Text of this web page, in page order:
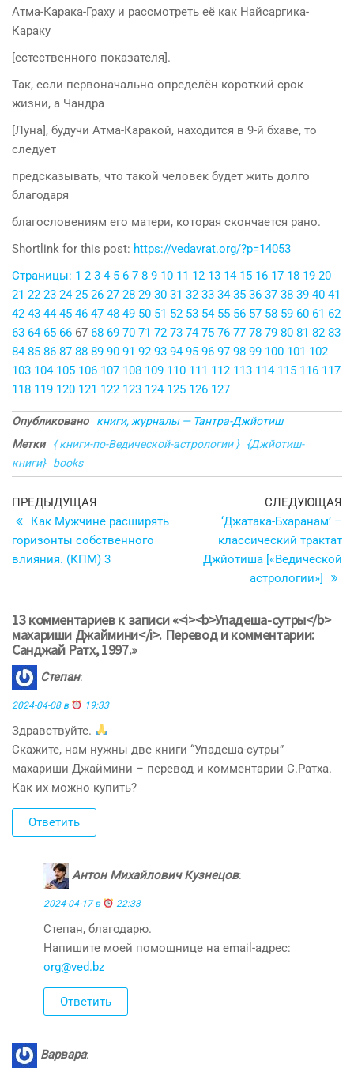
Атма-Карака-Граху и рассмотреть её как Найсаргика-
Караку
[естественного показателя].
Так, если первоначально определён короткий срок
жизни, а Чандра
[Луна], будучи Атма-Каракой, находится в 9-й бхаве, то
следует
предсказывать, что такой человек будет жить долго
благодаря
благословениям его матери, которая скончается рано.
Shortlink for this post: https://vedavrat.org/?p=14053
Страницы: 1 2 3 4 5 6 7 8 9 10 11 12 13 14 15 16 17 18 19 20
21 22 23 24 25 26 27 28 29 30 31 32 33 34 35 36 37 38 39 40 41
42 43 44 45 46 47 48 49 50 51 52 53 54 55 56 57 58 59 60 61 62
63 64 65 66 67 68 69 70 71 72 73 74 75 76 77 78 79 80 81 82 83
84 85 86 87 88 89 90 91 92 93 94 95 96 97 98 99 100 101 102
103 104 105 106 107 108 109 110 111 112 113 114 115 116 117
118 119 120 121 122 123 124 125 126 127
Опубликовано
книги, журналы — Тантра-Джйотиш
Метки
{ книги-по-Ведической-астрологии }
{Джйотиш-
книги}
books
Навигация
по
записям
Предыдущая
запись
ПРЕДЫДУЩАЯ
Как Мужчине расширять
горизонты собственного
влияния. (КПМ) 3
СЛЕДУЮЩАЯ
‘Джатака-Бхаранам’ –
классический трактат
Джйотиша [«Ведической
астрологии»]
13 комментариев к записи «<i><b>Упадеша-сутры</b>
махариши Джаймини</i>. Перевод и комментарии:
Санджай Ратх, 1997.»
Степан:
2024-04-08 в 19:33
Здравствуйте.
Скажите, нам нужны две книги “Упадеша-сутры”
махариши Джаймини – перевод и комментарии С.Ратха.
Как их можно купить?
Ответить
Антон Михайлович Кузнецов:
2024-04-17 в 22:33
Степан, благодарю.
Напишите моей помощнице на email-адрес:
org@ved.bz
Ответить
Варвара: